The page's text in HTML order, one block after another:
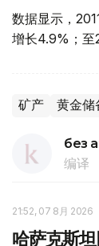
数据显示，
增长4.9%；至
矿产 黄金储
без
编译
21:52, 07 8月 2026
哈萨克斯